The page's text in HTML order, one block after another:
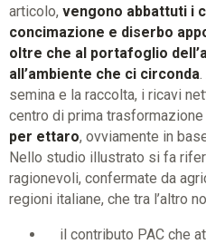
articolo, vengono abbattuti i
concimazione e diserbo
oltre che al portafoglio
all’ambiente che ci circonda
semina e la raccolta, i ricavi
centro di prima
per ettaro, ovviamente in
Nello studio illustrato si fa
ragionevoli, confermate da
regioni italiane, che tra l’altro
il contributo PAC che